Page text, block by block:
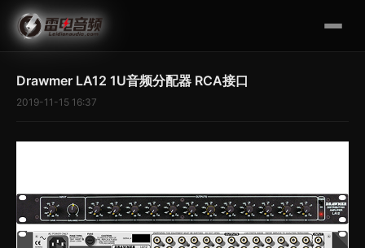
Drawmer LA12 1U音频分配器 RCA接口
2019-11-15 16:37